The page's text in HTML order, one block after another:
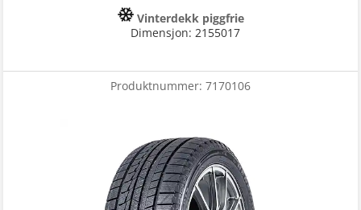
Vinterdekk piggfrie
Dimensjon: 2155017
Produktnummer: 7170106